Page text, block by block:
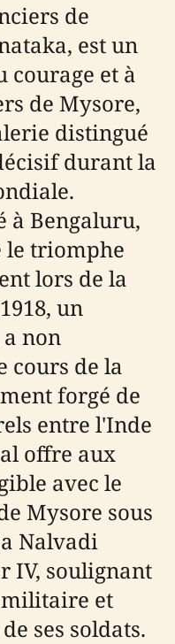
de
est un
courage et à
de Mysore,
distingué
durant la
à Bengaluru,
le triomphe
lors de la
un
non
cours de la
forgé de
entre l'Inde
offre aux
avec le
Mysore sous
Nalvadi
IV, soulignant
militaire et
ses soldats.